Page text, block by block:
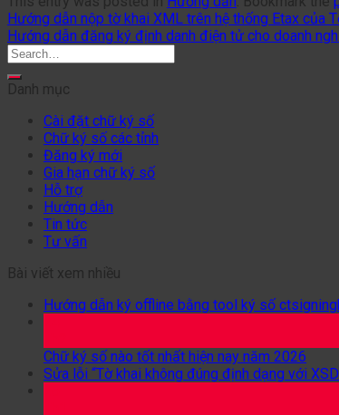
Hướng dẫn nộp tờ khai XML trên hệ thống Etax của
Hướng dẫn đăng ký định danh điện tử cho doanh
Danh mục
Cài đặt chữ ký số
Chữ ký số các tỉnh
Đăng ký mới
Gia hạn chữ ký số
Hỗ trợ
Hướng dẫn
Tin tức
Tư vấn
Bài viết xem nhiều
Hướng dẫn ký offline bằng tool ký số
Chữ ký số nào tốt nhất hiện nay năm 2026
Sửa lỗi “Tờ khai không đúng định dạng với